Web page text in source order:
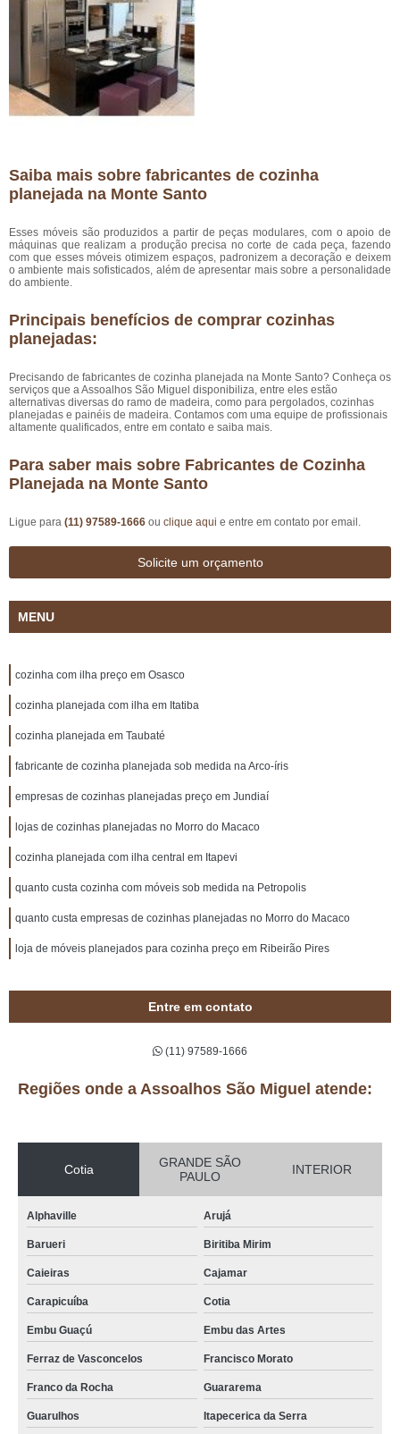
Saiba mais sobre fabricantes de cozinha
planejada na Monte Santo
Esses móveis são produzidos a partir de peças modulares, com o apoio de
máquinas que realizam a produção precisa no corte de cada peça, fazendo
com que esses móveis otimizem espaços, padronizem a decoração e deixem
o ambiente mais sofisticados, além de apresentar mais sobre a personalidade
do ambiente.
Principais benefícios de comprar cozinhas
planejadas:
Precisando de fabricantes de cozinha planejada na Monte Santo? Conheça os
serviços que a Assoalhos São Miguel disponibiliza, entre eles estão
alternativas diversas do ramo de madeira, como para pergolados, cozinhas
planejadas e painéis de madeira. Contamos com uma equipe de profissionais
altamente qualificados, entre em contato e saiba mais.
Para saber mais sobre Fabricantes de Cozinha
Planejada na Monte Santo
Ligue para (11) 97589-1666 ou clique aqui e entre em contato por email.
Solicite um orçamento
MENU
cozinha com ilha preço em Osasco
cozinha planejada com ilha em Itatiba
cozinha planejada em Taubaté
fabricante de cozinha planejada sob medida na Arco-íris
empresas de cozinhas planejadas preço em Jundiaí
lojas de cozinhas planejadas no Morro do Macaco
cozinha planejada com ilha central em Itapevi
quanto custa cozinha com móveis sob medida na Petropolis
quanto custa empresas de cozinhas planejadas no Morro do Macaco
loja de móveis planejados para cozinha preço em Ribeirão Pires
Entre em contato
(11) 97589-1666
Regiões onde a Assoalhos São Miguel atende:
Cotia
GRANDE SÃO
PAULO
INTERIOR
Alphaville Arujá
Barueri Biritiba Mirim
Caieiras Cajamar
Carapicuíba Cotia
Embu Guaçú Embu das Artes
Ferraz de Vasconcelos Francisco Morato
Franco da Rocha Guararema
Guarulhos Itapecerica da Serra